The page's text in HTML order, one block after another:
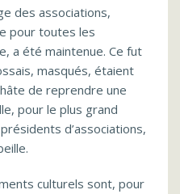
des associations,
pour toutes les
a été maintenue. Ce fut
masqués, étaient
de reprendre une
pour le plus grand
d’associations,
culturels sont, pour